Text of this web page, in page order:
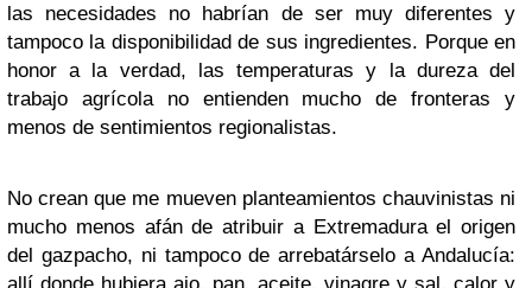
las necesidades no habrían de ser muy diferentes y
tampoco la disponibilidad de sus ingredientes. Porque en
honor a la verdad, las temperaturas y la dureza del
trabajo agrícola no entienden mucho de fronteras y
menos de sentimientos regionalistas.
No crean que me mueven planteamientos chauvinistas ni
mucho menos afán de atribuir a Extremadura el origen
del gazpacho, ni tampoco de arrebatárselo a Andalucía: